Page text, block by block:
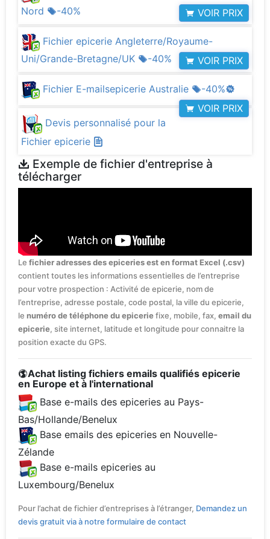
Nord
-40% VOIR PRIX
Fichier epicerie Angleterre/Royaume-
Uni/Grande-Bretagne/UK
-40% VOIR PRIX
Fichier E-mailsepicerie Australie
-40%
VOIR PRIX
Devis personnalisé pour la
Fichier epicerie
Exemple de fichier d'entreprise à
télécharger
Le fichier adresses des epiceries est en format Excel (.csv)
contient toutes les informations essentielles de l’entreprise
pour votre prospection : Activité de epicerie, nom de
l’entreprise, adresse postale, code postal, la ville du epicerie,
le numéro de téléphone du epiceriefixe, mobile, fax, email du
epicerie, site internet, latitude et longitude pour connaitre la
position exacte du GPS.
Achat listing fichiers emails qualifiés epicerie
en Europe et à l'international
Base e-mails des epiceries au Pays-
Bas/Hollande/Benelux
Base emails des epiceries en Nouvelle-
Zélande
Base e-mails epiceries au
Luxembourg/Benelux
Pour l’achat de fichier d’entreprises à l’étranger, Demandez un
devis gratuit via à notre formulaire de contact